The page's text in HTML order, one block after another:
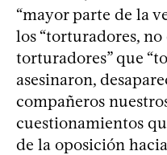
“mayor parte de la
los “torturadores,
torturadores” que
asesinaron,
compañeros
cuestionamientos
de la oposición